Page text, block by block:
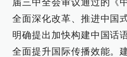
届三中全会审议通过的《
全面深化改革、推进中国
明确提出加快构建中国话
全面提升国际传播效能。